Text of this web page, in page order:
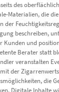
des
Materialien, die
der
beschreiben,
Kunden und
Berater statt
veranstalten
der
die
Digitale Inhalte